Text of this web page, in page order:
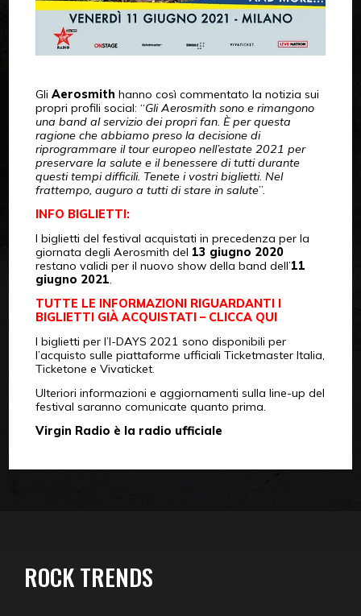
Gli Aerosmith hanno così commentato la notizia sui
propri profili social: “Gli Aerosmith sono e rimangono
una band al servizio dei propri fan. È per questa
ragione che abbiamo preso la decisione di
riprogrammare il tour europeo nell’estate 2021 per
preservare la salute e il benessere di tutti durante
questi tempi difficili. Tenete i vostri biglietti. Nel
frattempo, auguro a tutti di stare in salute”.
INFO BIGLIETTI:
I biglietti del festival acquistati in precedenza per la
giornata degli Aerosmith del 13 giugno 2020
restano validi per il nuovo show della band dell’11
giugno 2021.
TUTTE LE INFORMAZIONI RIGUARDANTI I
BIGLIETTI GIÀ ACQUISTATI – CLICCA QUI
I biglietti per l’I-DAYS 2021 sono disponibili per
l’acquisto sulle piattaforme ufficiali Ticketmaster Italia,
Ticketone e Vivaticket.
Ulteriori informazioni e aggiornamenti sulla line-up del
festival saranno comunicate quanto prima.
Virgin Radio è la radio ufficiale
ROCK TRENDS